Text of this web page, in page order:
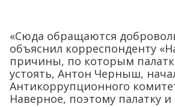
«Сюда обращаются
объяснил корреспонденту
причины, по которым
устоять, Антон Черныш,
Антикоррупционного
Наверное, поэтому палатку и